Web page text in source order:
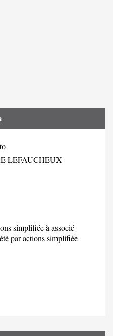
LEFAUCHEUX
simplifiée à associé
par actions simplifiée